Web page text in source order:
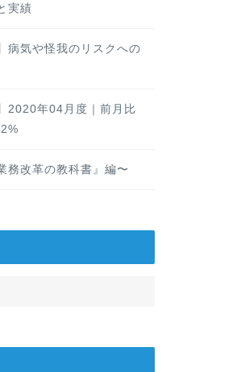
実績
病気や怪我のリスクへの
2020年04月度｜前月比
務改革の教科書』編〜